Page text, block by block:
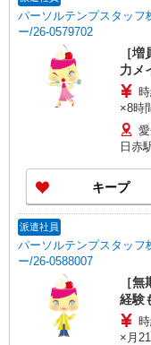
パーソルテンプスタッ
ー/26-0579702
［
力メ
×8時
日赤
れば
キープ
派遣社員
パーソルテンプスタッ
ー/26-0588007
［
経験
×月